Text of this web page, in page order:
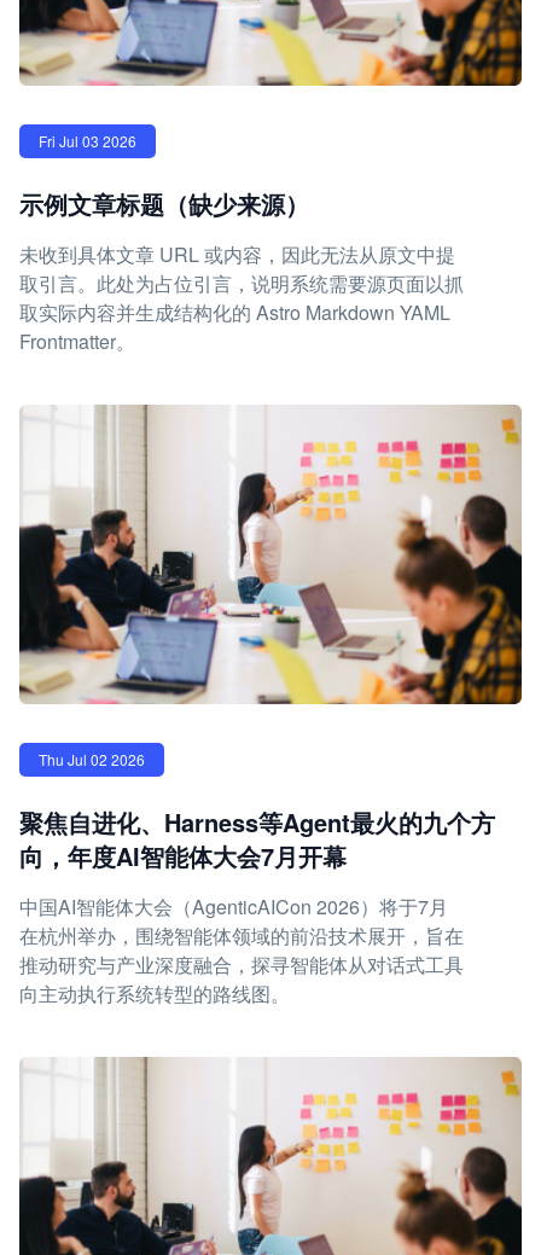
Fri Jul 03 2026
示例文章标题（缺少来源）
未收到具体文章 URL 或内容，因此无法从原文中提
取引言。此处为占位引言，说明系统需要源页面以抓
取实际内容并生成结构化的 Astro Markdown YAML
Frontmatter。
Thu Jul 02 2026
聚焦自进化、Harness等Agent最火的九个方
向，年度AI智能体大会7月开幕
中国AI智能体大会（AgenticAICon 2026）将于7月
在杭州举办，围绕智能体领域的前沿技术展开，旨在
推动研究与产业深度融合，探寻智能体从对话式工具
向主动执行系统转型的路线图。